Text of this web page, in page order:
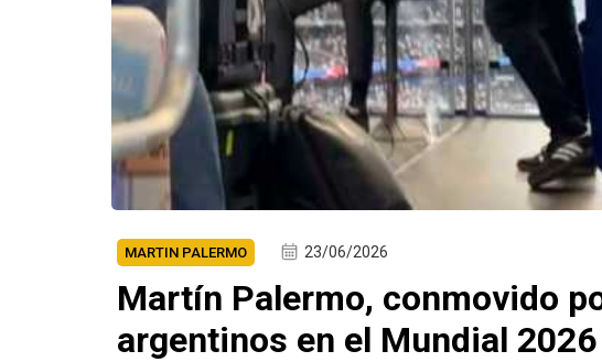
MARTIN PALERMO 23/06/2026
Martín Palermo, conmovido
argentinos en el Mundial 2026